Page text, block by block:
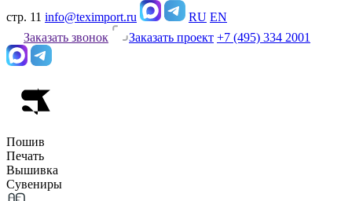
стр. 11 info@teximport.ru RU EN
Заказать звонок
Заказать проект +7 (495) 334 2001
Пошив
Печать
Вышивка
Сувениры